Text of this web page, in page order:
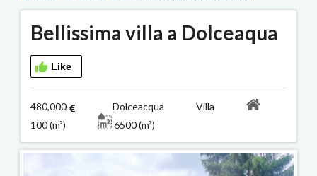
Bellissima villa a Dolceaqua
Like
480,000
Dolceacqua Villa
100 (m²)
6500 (m²)